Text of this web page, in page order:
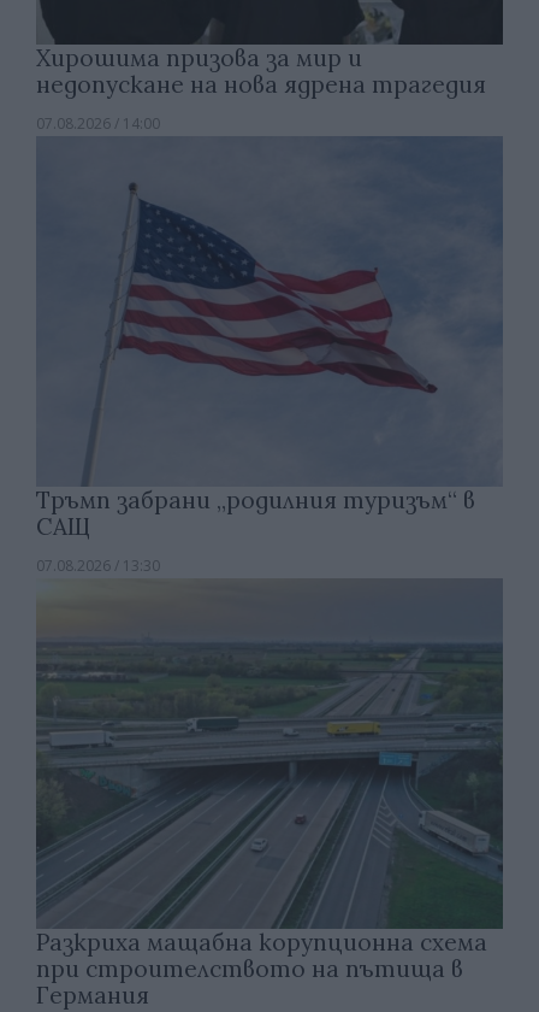
Хирошима призова за мир и
недопускане на нова ядрена трагедия
07.08.2026 / 14:00
Тръмп забрани „родилния туризъм“ в
САЩ
07.08.2026 / 13:30
Разкриха мащабна корупционна схема
при строителството на пътища в
Германия